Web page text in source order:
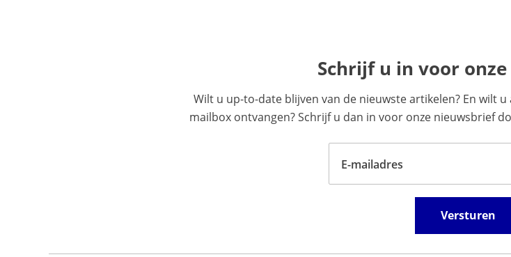
Schrijf u in voor
Wilt u up-to-date blijven van de nieuwste artikelen? En wilt
mailbox ontvangen? Schrijf u dan in voor onze nieuwsbrief
E-mailadres
Versturen